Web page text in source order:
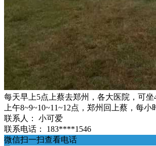
每天早上5点上蔡去郑州，各大医院，可
上午8~9~10~11~12点，郑州回上蔡，每小
联系人：
小可爱
联系电话：
183****1546
微信扫一扫查看电话